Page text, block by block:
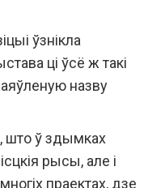
ўзнікла
ці ўсё ж такі
назву
што ў здымках
рысы, але і
праектах, дзе